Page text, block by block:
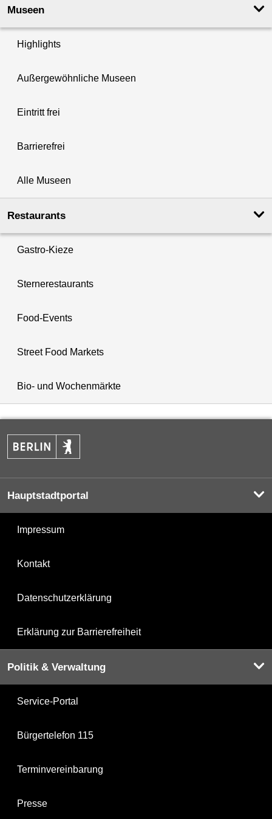
Museen
Highlights
Außergewöhnliche Museen
Eintritt frei
Barrierefrei
Alle Museen
Restaurants
Gastro-Kieze
Sternerestaurants
Food-Events
Street Food Markets
Bio- und Wochenmärkte
Hauptstadtportal
Impressum
Kontakt
Datenschutzerklärung
Erklärung zur Barrierefreiheit
Politik & Verwaltung
Service-Portal
Bürgertelefon 115
Terminvereinbarung
Presse